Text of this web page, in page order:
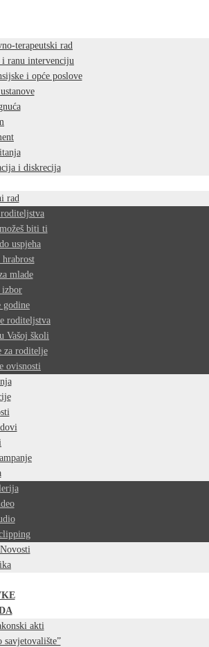
terapeutski rad
i ranu intervenciju
i opće poslove
i diskrecija
rad
biti ti
uspjeha
mlade
godine
roditeljstva
Vašoj školi
za roditelje
ovisnosti
akti